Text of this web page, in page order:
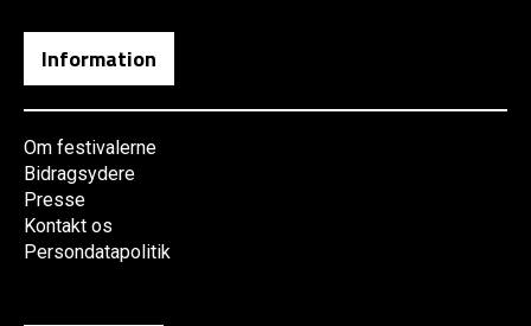
Information
Om festivalerne
Bidragsydere
Presse
Kontakt os
Persondatapolitik